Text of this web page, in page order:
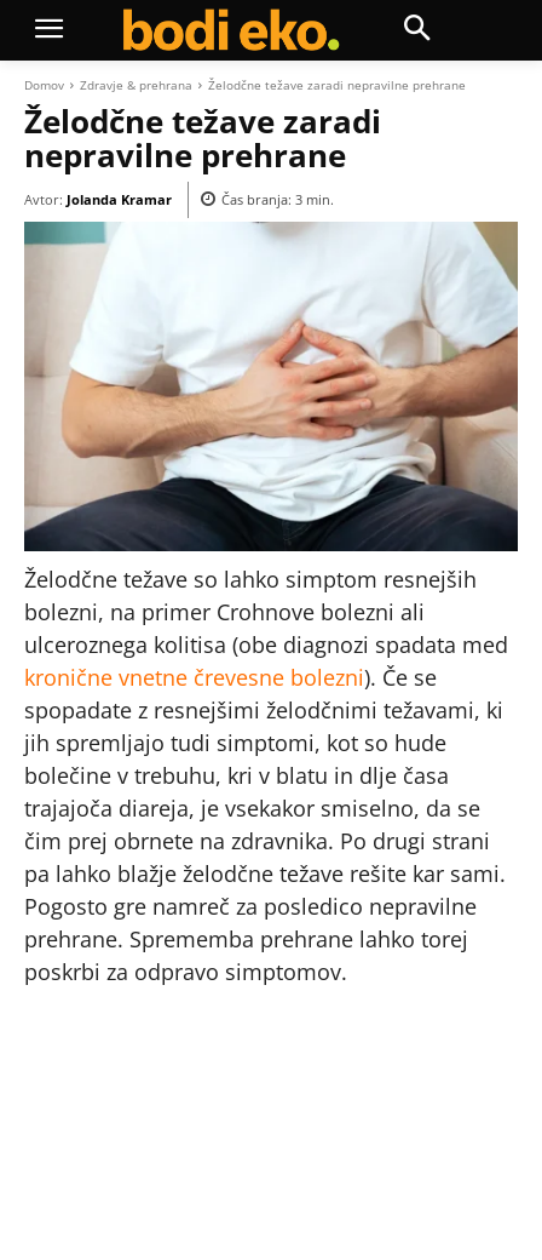
Domov Zdravje & prehrana Želodčne težave zaradi nepravilne prehrane
Želodčne težave zaradi
nepravilne prehrane
Avtor: Jolanda Kramar Čas branja: 3 min.
Želodčne težave so lahko simptom resnejših
bolezni, na primer Crohnove bolezni ali
ulceroznega kolitisa (obe diagnozi spadata med
kronične vnetne črevesne bolezni). Če se
spopadate z resnejšimi želodčnimi težavami, ki
jih spremljajo tudi simptomi, kot so hude
bolečine v trebuhu, kri v blatu in dlje časa
trajajoča diareja, je vsekakor smiselno, da se
čim prej obrnete na zdravnika. Po drugi strani
pa lahko blažje želodčne težave rešite kar sami.
Pogosto gre namreč za posledico nepravilne
prehrane. Sprememba prehrane lahko torej
poskrbi za odpravo simptomov.